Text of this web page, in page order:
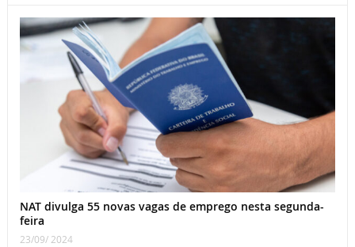
NAT divulga 55 novas vagas de emprego nesta segunda-
feira
23/09/ 2024